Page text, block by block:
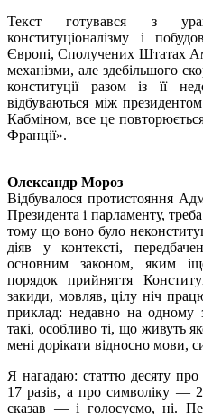
Текст готувався з
конституціоналізму і
Європі, Сполучених Штатах
механізми, але здебільшого
конституції разом із її
відбуваються між
Кабміном, все це
Франції».
Олександр Мороз
Відбувалося протистояння
Президента і парламенту,
тому що воно було
діяв у контексті,
основним законом, яким
порядок прийняття
закиди, мовляв, цілу ніч
приклад: недавно на одному
такі, особливо ті, що живуть
мені дорікати відносно мови,
Я нагадаю: статтю десяту
17 разів, а про символіку —
сказав — і голосуємо, ні.